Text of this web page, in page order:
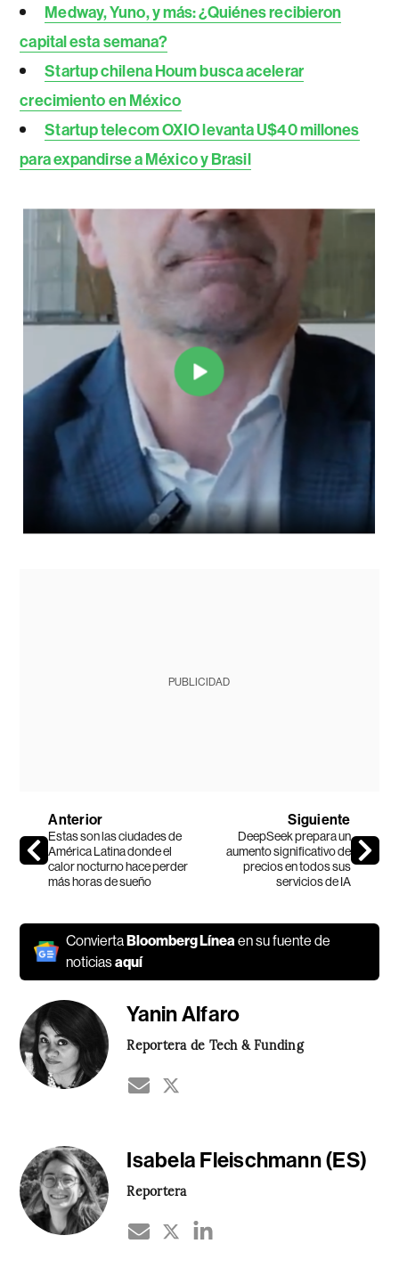
Medway, Yuno, y más: ¿Quiénes recibieron
capital esta semana?
Startup chilena Houm busca acelerar
crecimiento en México
Startup telecom OXIO levanta U$40 millones
para expandirse a México y Brasil
PUBLICIDAD
Anterior
Estas son las ciudades de
América Latina donde el
calor nocturno hace perder
más horas de sueño
Siguiente
DeepSeek prepara un
aumento significativo de
precios en todos sus
servicios de IA
ConviertaBloomberg Línea en su fuente de
noticiasaquí
Yanin Alfaro
Reportera de Tech & Funding
Isabela Fleischmann (ES)
Reportera